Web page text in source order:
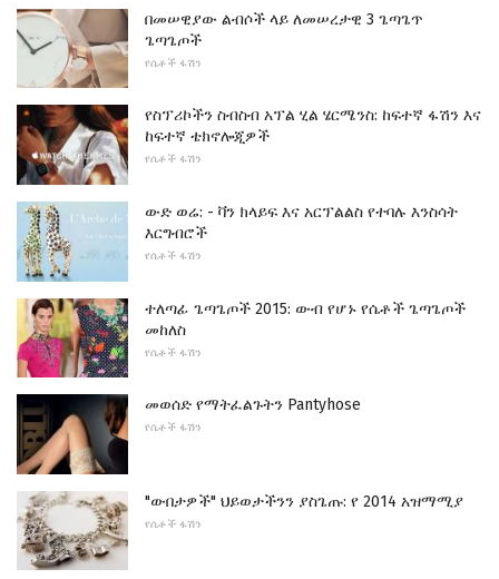
በመሠዊያው ልብሶች ላይ ለመሠረታዊ 3 ጌጣጌጥ
ጌጣጌጦች
የሴቶች ፋሽን
የስፕሪኮችን ስብስብ አፕል ሂል ሄርሜንስ: ከፍተኛ ፋሽን እና
ከፍተኛ ቴክኖሎጂዎች
የሴቶች ፋሽን
ውድ ወሬ: - ቫን ክላይፍ እና አርፕልልስ የተባሉ እንስሳት
እርግብሮች
የሴቶች ፋሽን
ተለጣፊ ጌጣጌጦች 2015: ውብ የሆኑ የሴቶች ጌጣጌጦች
መከለስ
የሴቶች ፋሽን
መወሰድ የማትፈልጉትን Pantyhose
የሴቶች ፋሽን
"ውበታዎች" ህይወታችንን ያስጌጡ: የ 2014 አዝማሚያ
የሴቶች ፋሽን